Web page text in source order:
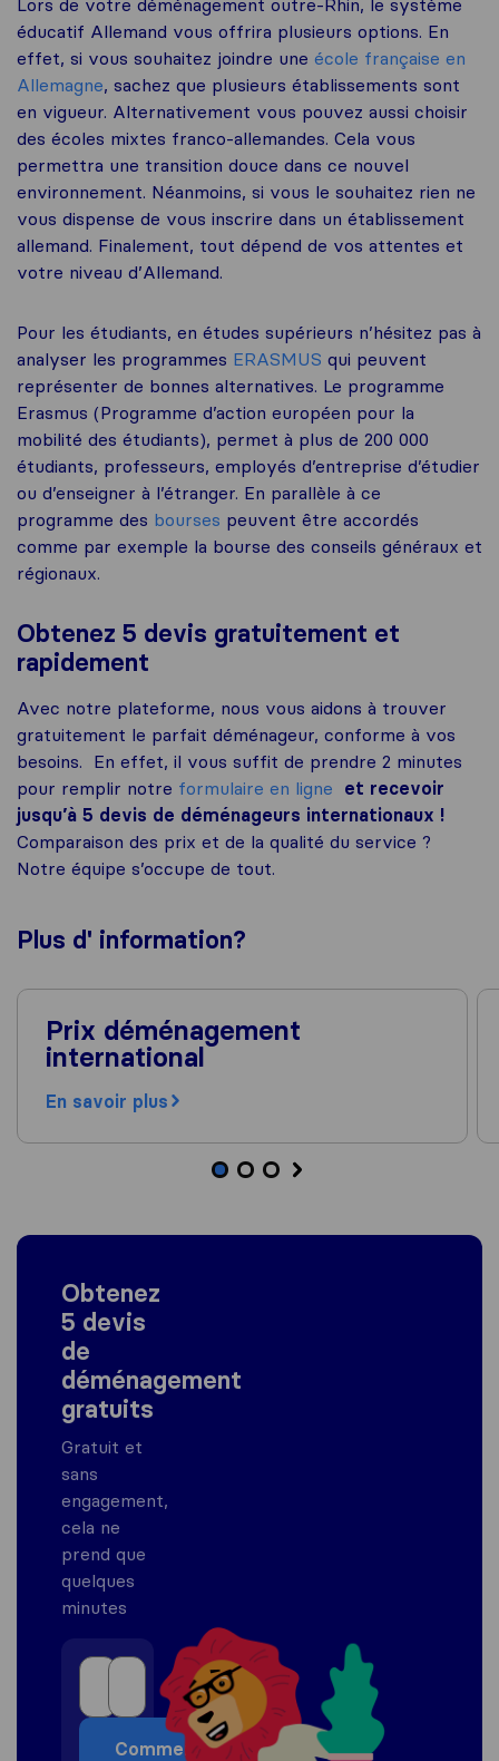
éducatif Allemand vous offrira plusieurs options. En
effet, si vous souhaitez joindre une école française en
Allemagne, sachez que plusieurs établissements sont
en vigueur. Alternativement vous pouvez aussi choisir
des écoles mixtes franco-allemandes. Cela vous
permettra une transition douce dans ce nouvel
environnement. Néanmoins, si vous le souhaitez rien ne
vous dispense de vous inscrire dans un établissement
allemand. Finalement, tout dépend de vos attentes et
votre niveau d’Allemand.
Pour les étudiants, en études supérieurs n’hésitez pas à
analyser les programmes ERASMUS qui peuvent
représenter de bonnes alternatives. Le programme
Erasmus (Programme d’action européen pour la
mobilité des étudiants), permet à plus de 200 000
étudiants, professeurs, employés d’entreprise d’étudier
ou d’enseigner à l’étranger. En parallèle à ce
programme des bourses peuvent être accordés
comme par exemple la bourse des conseils généraux et
régionaux.
Obtenez 5 devis gratuitement et
rapidement
Avec notre plateforme, nous vous aidons à trouver
gratuitement le parfait déménageur, conforme à vos
besoins. En effet, il vous suffit de prendre 2 minutes
pour remplir notre formulaire en ligne et recevoir
jusqu’à 5 devis de déménageurs internationaux !
Comparaison des prix et de la qualité du service ?
Notre équipe s’occupe de tout.
Plus d' information?
Prix déménagement
international
En savoir plus
Obtenez
5 devis
de
déménagement
gratuits
Gratuit et
sans
engagement,
cela ne
prend que
quelques
minutes
Commencer